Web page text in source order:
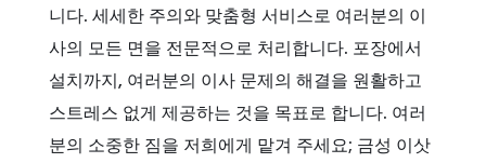
니다. 세세한 주의와 맞춤형 서비스로 여러분의 이
사의 모든 면을 전문적으로 처리합니다. 포장에서
설치까지, 여러분의 이사 문제의 해결을 원활하고
스트레스 없게 제공하는 것을 목표로 합니다. 여러
분의 소중한 짐을 저희에게 맡겨 주세요; 금성 이삿